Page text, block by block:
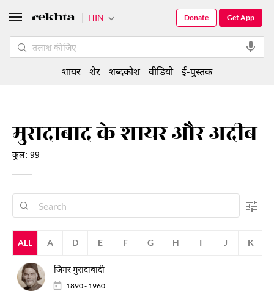
मुरादाबाद के शायर और अदीब
कुल: 99
ALL A D E F G H I J K
जिगर मुरादाबादी
1890 - 1960
HIN Get App
Donate
शायर शेर शब्दकोश वीडियो ई-पुस्तक